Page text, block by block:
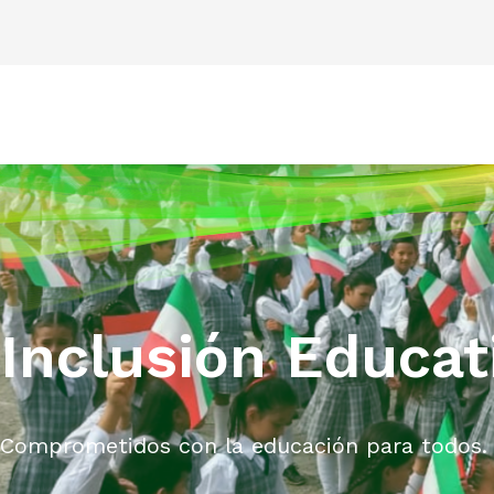
Inclusión
Comprometidos con la educación para todos.